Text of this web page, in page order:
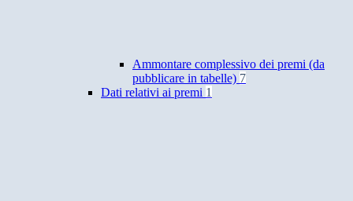
Ammontare complessivo dei premi (da
pubblicare in tabelle) 7
Dati relativi ai premi 1